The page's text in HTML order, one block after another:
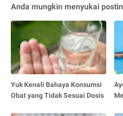
Anda mungkin menyukai
Yuk Kenali Bahaya Konsumsi
Obat yang Tidak Sesuai Dosis